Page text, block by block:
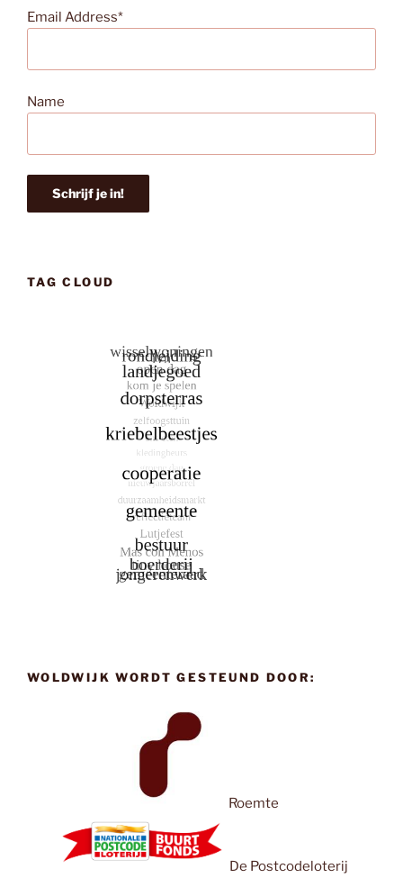
Email Address*
Name
TAG CLOUD
WOLDWIJK WORDT GESTEUND DOOR:
Roemte
De Postcodeloterij